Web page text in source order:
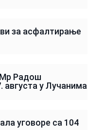
за асфалтирање
Радош
августа у Лучанима
уговоре са 104